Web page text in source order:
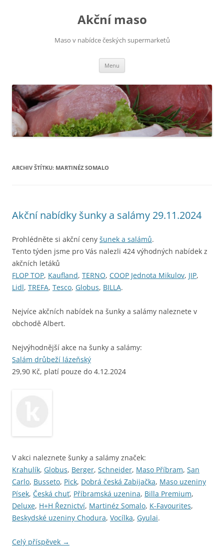
Akční maso
Maso v nabídce českých supermarketů
Menu
ARCHIV ŠTÍTKU: MARTINÉZ SOMALO
Akční nabídky šunky a salámy 29.11.2024
Prohlédněte si akční ceny šunek a salámů.
Tento týden jsme pro Vás nalezli 424 výhodných nabídek z
akčních letáků
FLOP TOP, Kaufland, TERNO, COOP Jednota Mikulov, JIP,
Lidl, TREFA, Tesco, Globus, BILLA.
Nejvíce akčních nabídek na šunky a salámy naleznete v
obchodě Albert.
Nejvýhodnější akce na šunky a salámy:
Salám drůbeží lázeňský
29,90 Kč, platí pouze do 4.12.2024
V akci naleznete šunky a salámy značek:
Krahulík, Globus, Berger, Schneider, Maso Příbram, San
Carlo, Busseto, Pick, Dobrá česká Zabijačka, Maso uzeniny
Písek, Česká chuť, Příbramská uzenina, Billa Premium,
Deluxe, H+H Řeznictví, Martinéz Somalo, K-Favourites,
Beskydské uzeniny Chodura, Vocílka, Gyulai.
Celý příspěvek →